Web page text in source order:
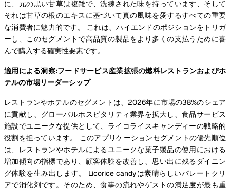
に、元の黒い甘草は複雑で、洗練された味を持っています、そして
それは甘草の根のエキスに基づいて真の風味を愛するすべての重要
な消費者に魅力的です。 これは、ハイエンドのポジションをトリガ
ーし、このセグメントで高品質の製品をより多くの支払うために喜
んで購入する確実性要素です。
適用による洞察:フードサービス産業拡張の燃料レストランおよびホ
テルの市場リーダーシップ
レストランやホテルのセグメントは、2026年に市場の38%のシェア
に貢献し、グローバルホスピタリティ業界を拡大し、食品サービス
施設でユニークな提供として、ライコライスキャンディーの戦略的
役割を担っています。 このアプリケーションセグメントの優先順位
は、レストランやホテルによるユニークな菓子製品の使用における
増加傾向の指標であり、顧客体験を改善し、思い出に残るダイニン
グ体験を生み出します。 Licorice candyは素晴らしいパレートクリ
アで消化剤です。そのため、食事の流れやゲストの満足度が最も重